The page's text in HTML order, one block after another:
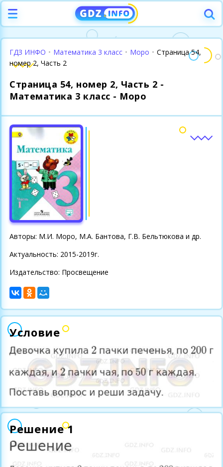
ГДЗ ИНФО • Математика 3 класс • Моро • Страница 54,
номер 2, Часть 2
Страница 54, номер 2, Часть 2 -
Математика 3 класс - Моро
Авторы: М.И. Моро, М.А. Бантова, Г.В. Бельтюкова и др.
Актуальность: 2015-2019г.
Издательство: Просвещение
Условие
Решение 1